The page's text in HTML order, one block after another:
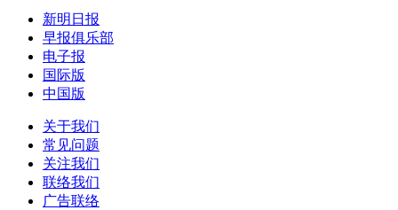
新明日报
早报俱乐部
电子报
国际版
中国版
关于我们
常见问题
关注我们
联络我们
广告联络